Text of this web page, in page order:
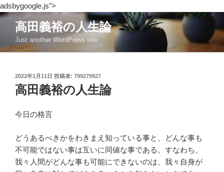
adsbygoogle.js">
コ
ン
高田義裕の人生論
Just another WordPress site
投
稿
日:
2022年1月11日 投稿者: 799279927
高田義裕の人生論
今日の格言
どうあるべきかをわきまえ知っている事と、どんな事も
不可能ではない事は互いに同値な事である。すなわち、
我々人間がどんな事も可能にできないのは、我々自身が